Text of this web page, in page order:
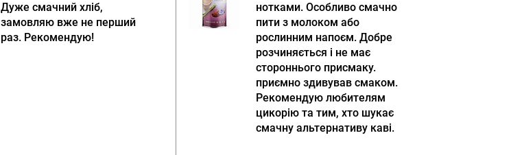
Дуже смачний хліб,
замовляю вже не перший
раз. Рекомендую!
нотками. Особливо смачно
пити з молоком або
рослинним напоєм. Добре
розчиняється і не має
стороннього присмаку.
приємно здивував смаком.
Рекомендую любителям
цикорію та тим, хто шукає
смачну альтернативу каві.